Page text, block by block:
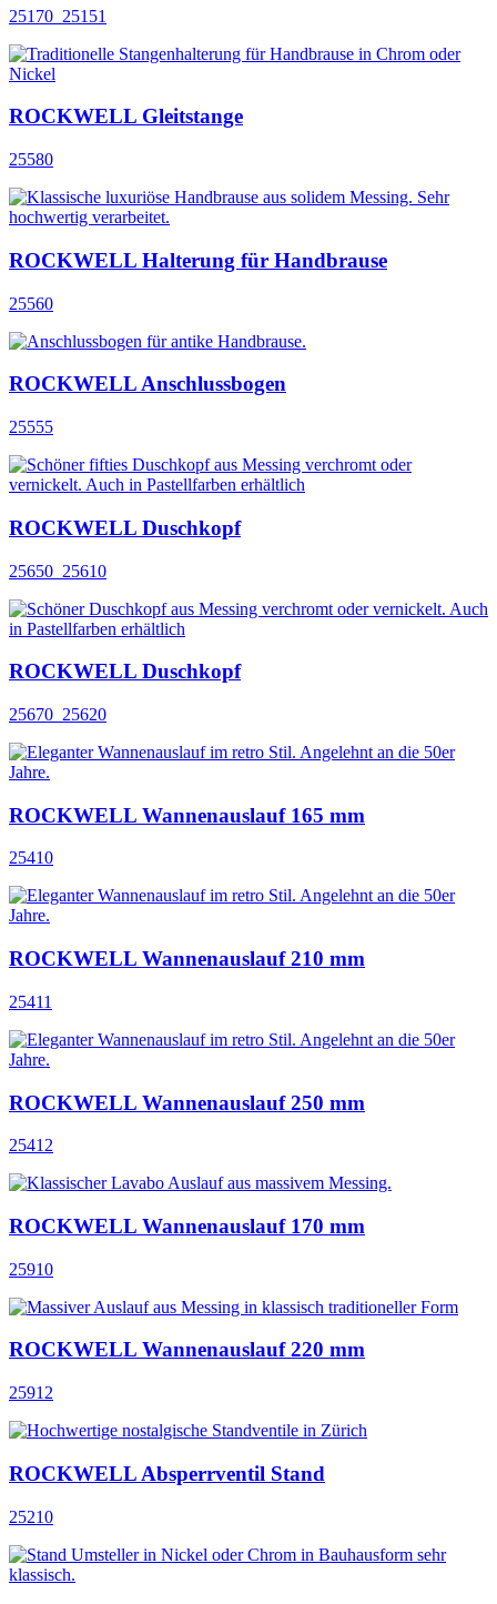
25170_25151
ROCKWELL Gleitstange
25580
ROCKWELL Halterung für Handbrause
25560
ROCKWELL Anschlussbogen
25555
ROCKWELL Duschkopf
25650_25610
ROCKWELL Duschkopf
25670_25620
ROCKWELL Wannenauslauf 165 mm
25410
ROCKWELL Wannenauslauf 210 mm
25411
ROCKWELL Wannenauslauf 250 mm
25412
ROCKWELL Wannenauslauf 170 mm
25910
ROCKWELL Wannenauslauf 220 mm
25912
ROCKWELL Absperrventil Stand
25210